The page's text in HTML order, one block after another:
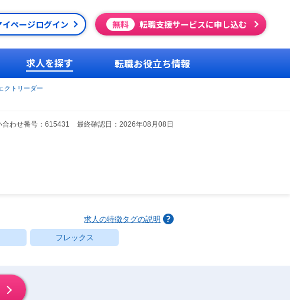
イページログイン 無料 転職支援サービスに申し込む
求人を探す 転職お役立ち情報
クトリーダー
合わせ番号：615431 最終確認日：2026年08月08日
求人の特徴タグの説明
フレックス